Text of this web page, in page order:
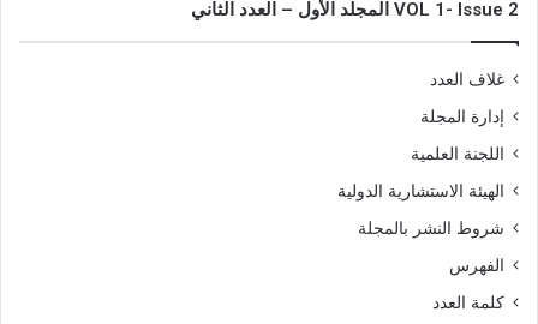
VOL 1- Issue 2 المجلد الأول – العدد الثاني
غلاف العدد
إدارة المجلة
اللجنة العلمية
الهيئة الاستشارية الدولية
شروط النشر بالمجلة
الفهرس
كلمة العدد